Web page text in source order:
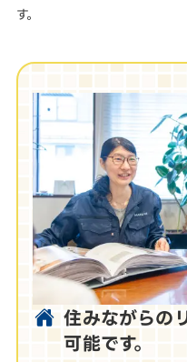
す。
住みながらの
可能です。